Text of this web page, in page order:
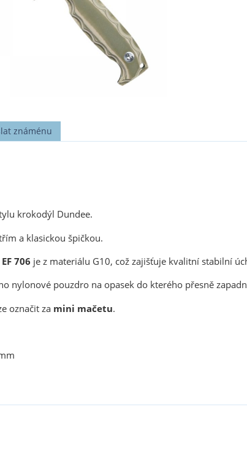
známénu
krokodýl Dundee.
a klasickou špičkou.
EF 706 je z materiálu G10, což zajišťuje kvalitní stabilní
nylonové pouzdro na opasek do kterého přesně
označit za mini mačetu.